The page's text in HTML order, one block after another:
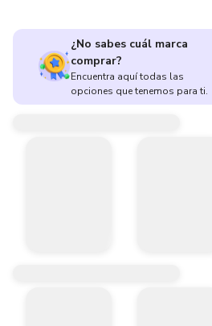
¿No sabes cuál marca
comprar?
Encuentra aquí todas las
opciones que tenemos para ti.